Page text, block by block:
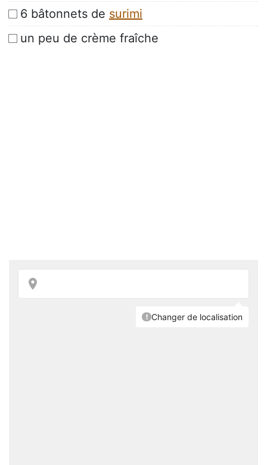
6 bâtonnets de surimi
un peu de crème fraîche